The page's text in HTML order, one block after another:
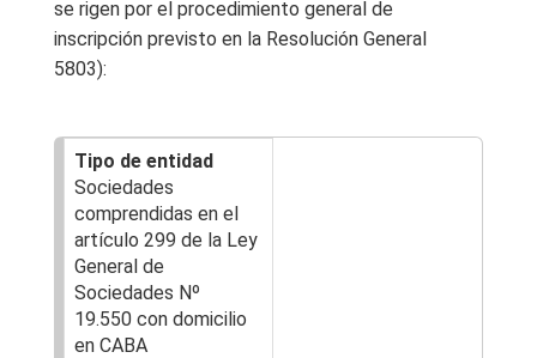
se rigen por el procedimiento general de
inscripción previsto en la Resolución General
5803):
Sociedades
comprendidas en el
artículo 299 de la Ley
General de
Sociedades Nº
19.550 con domicilio
en CABA